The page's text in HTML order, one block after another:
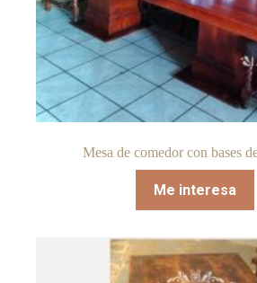
Mesa de comedor con bases
Me interesa